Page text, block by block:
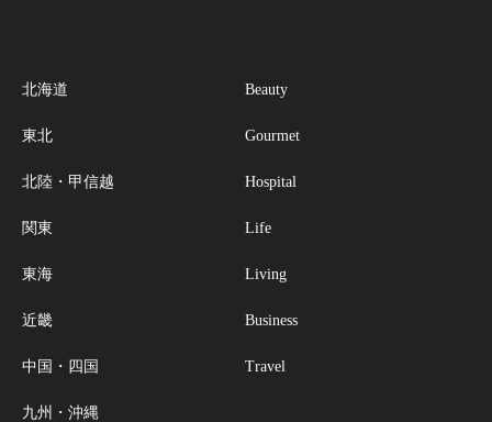
北海道
東北
北陸・甲信越
関東
東海
近畿
中国・四国
九州・沖縄
Beauty
Gourmet
Hospital
Life
Living
Business
Travel